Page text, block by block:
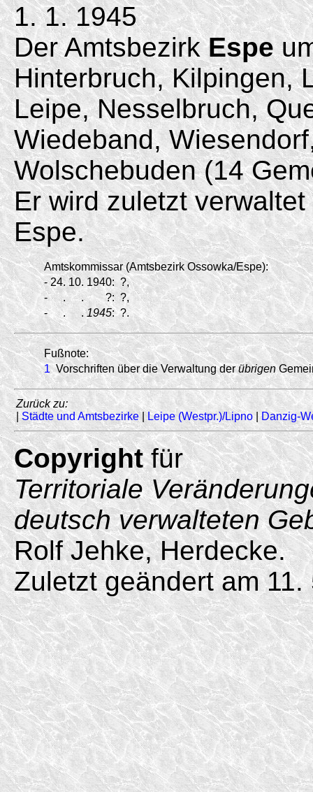
1. 1. 1945
Der AmtsbezirkEspe
Hinterbruch, Kilpingen,
Leipe, Nesselbruch,
Wiedeband,
Wolschebuden (14
Er wird zuletzt
Espe.
Amtskommissar (Amtsbezirk Ossowka/Espe):
- 24. 10. 1940: ?,
-
. . ?: ?,
-
. . 1945: ?.
Fußnote:
1 Vorschriften über die Verwaltung derübrigen
Zurück zu:
|Städte und Amtsbezirke |Leipe (Westpr.)/Lipno |Danzig-
Copyrightfür
Territoriale
deutsch verwalteten
Rolf Jehke, Herdecke.
Zuletzt geändert am 11.